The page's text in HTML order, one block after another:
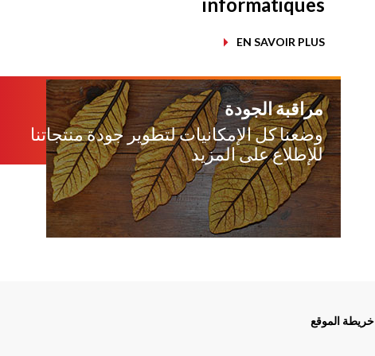
EN SAVOIR PLUS
مراقبة الجودة
وضعنا كل الإمكانيات لتطوير جودة منتجاتنا
للإطلاع على المزيد
خريطة الموقع